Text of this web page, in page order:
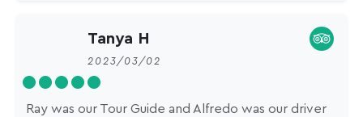
Tanya H
2023/03/02
Ray was our Tour Guide and Alfredo was our driver